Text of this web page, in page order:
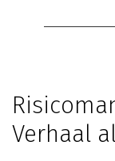
Verhaal